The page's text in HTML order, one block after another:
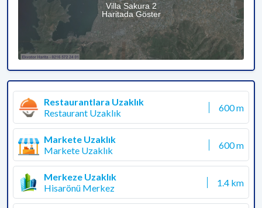
Villa Sakura 2
Haritada Göster
Restaurantlara Uzaklık
Restaurant Uzaklık
600 m
Markete Uzaklık
Markete Uzaklık
600 m
Merkeze Uzaklık
Hisarönü Merkez
1.4 km